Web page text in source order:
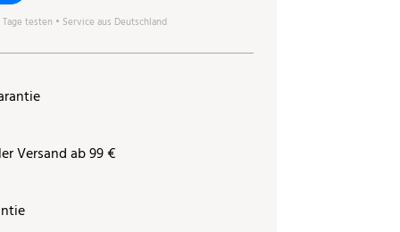
testen • Service aus Deutschland
Versand ab 99 €